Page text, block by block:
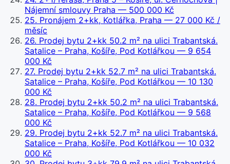
Nájemní smlouvy Praha — 500 000 Kč
25. Pronájem 2+kk, Kotlářka, Praha — 27 000 Kč /
měsíc
26. Prodej bytu 2+kk 50.2 m² na ulici Trabantská.
Satalice – Praha, Košíře, Pod Kotlářkou — 9 654
000 Kč
27. Prodej bytu 2+kk 52.7 m² na ulici Trabantská.
Satalice – Praha, Košíře, Pod Kotlářkou — 10 130
000 Kč
28. Prodej bytu 2+kk 50.2 m² na ulici Trabantská.
Satalice – Praha, Košíře, Pod Kotlářkou — 9 568
000 Kč
29. Prodej bytu 2+kk 52.7 m² na ulici Trabantská.
Satalice – Praha, Košíře, Pod Kotlářkou — 10 032
000 Kč